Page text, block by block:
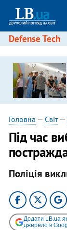
Defense Tech
Головна — Світ—
Під час
Поліція
Додати LB.ua
джерело в